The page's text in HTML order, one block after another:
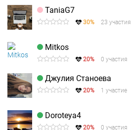
TaniaG7
30% 23 участия
Mitkos
20% 0 участия
Джулия Станоева
20% 1 участие
Doroteya4
20% 0 участия